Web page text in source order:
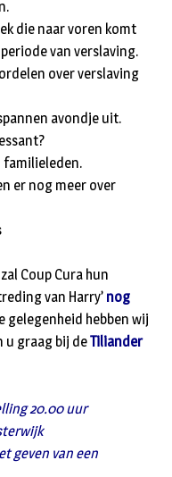
die naar voren komt
van verslaving.
over verslaving
avondje uit.
familieleden.
er nog meer over
Coup Cura hun
van Harry’ nog
gelegenheid hebben wij
u graag bij deTiliander
20.00 uur
geven van een